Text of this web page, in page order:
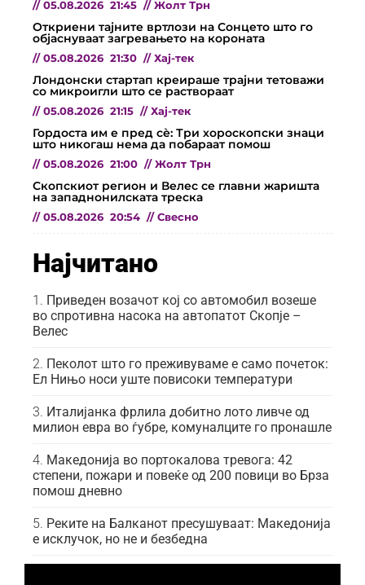
// 05.08.2026 21:45 // Жолт Трн
Откриени тајните вртлози на Сонцето што го
објаснуваат загревањето на короната
// 05.08.2026 21:30 // Хај-тек
Лондонски стартап креираше трајни тетоважи
со микроигли што се раствораат
// 05.08.2026 21:15 // Хај-тек
Гордоста им е пред сѐ: Три хороскопски знаци
што никогаш нема да побараат помош
// 05.08.2026 21:00 // Жолт Трн
Скопскиот регион и Велес се главни жаришта
на западнонилската треска
// 05.08.2026 20:54 // Свесно
Најчитано
Приведен возачот кој со автомобил возеше
во спротивна насока на автопатот Скопје –
Велес
Пеколот што го преживуваме е само почеток:
Ел Нињо носи уште повисоки температури
Италијанка фрлила добитно лото ливче од
милион евра во ѓубре, комуналците го пронашле
Македонија во портокалова тревога: 42
степени, пожари и повеќе од 200 повици во Брза
помош дневно
Реките на Балканот пресушуваат: Македонија
е исклучок, но не и безбедна